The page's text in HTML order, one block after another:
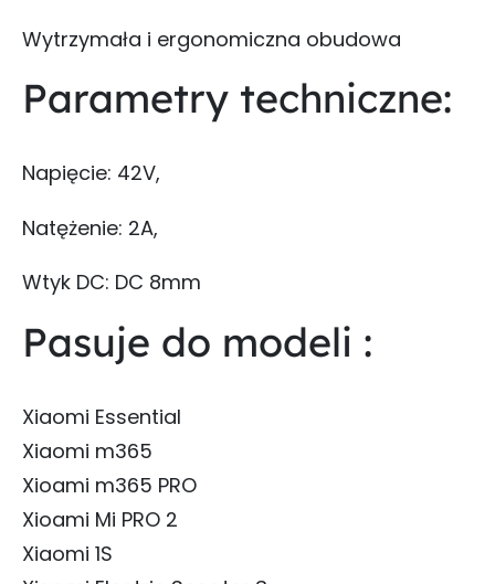
Wytrzymała i ergonomiczna obudowa
Parametry techniczne:
Napięcie: 42V,
Natężenie: 2A,
Wtyk DC: DC 8mm
Pasuje do modeli :
Xiaomi Essential
Xiaomi m365
Xioami m365 PRO
Xioami Mi PRO 2
Xiaomi 1S